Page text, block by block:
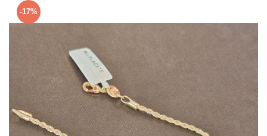
Bijuterii pentru barbati
Lanturi
Bratari
Talismane
Verighete
Bijuterii din argint placate cu aur
24K
-17%